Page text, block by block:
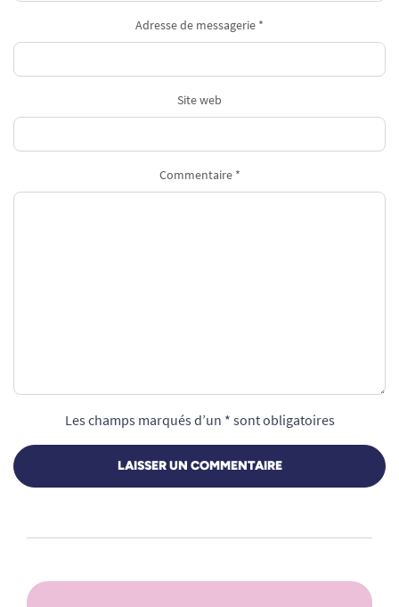
Adresse de messagerie *
Site web
Commentaire *
Les champs marqués d’un * sont obligatoires
LAISSER UN COMMENTAIRE